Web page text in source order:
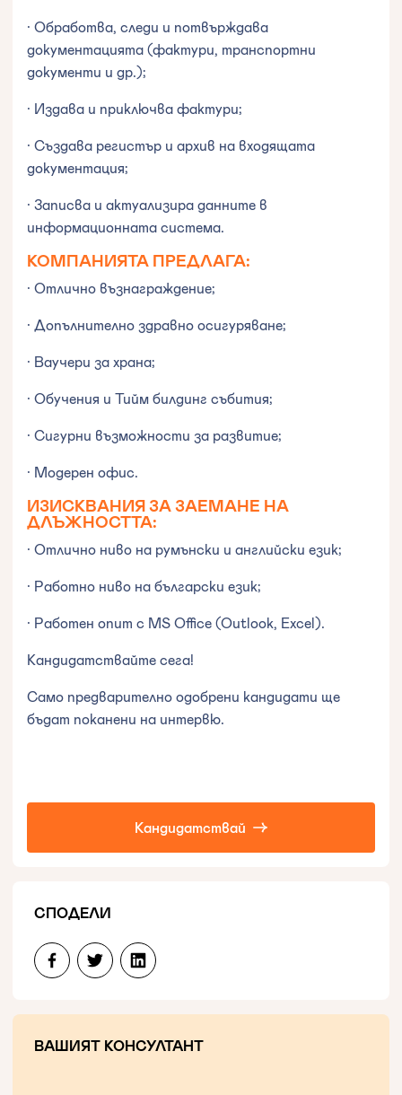
СПОДЕЛИ
ВАШИЯТ КОНСУЛТАНТ
· Обработва, следи и потвърждава
документацията (фактури, транспортни
документи и др.);
· Издава и приключва фактури;
· Създава регистър и архив на входящата
документация;
· Записва и актуализира данните в
информационната система.
КОМПАНИЯТА ПРЕДЛАГА:
· Отлично възнаграждение;
· Допълнително здравно осигуряване;
· Ваучери за храна;
· Обучения и Тийм билдинг събития;
· Сигурни възможности за развитие;
· Модерен офис.
ИЗИСКВАНИЯ ЗА ЗАЕМАНЕ НА
ДЛЪЖНОСТТА:
· Отлично ниво на румънски и английски език;
· Работно ниво на български език;
· Работен опит с MS Office (Outlook, Excel).
Кандидатствайте сега!
Само предварително одобрени кандидати ще
бъдат поканени на интервю.
Кандидатствай